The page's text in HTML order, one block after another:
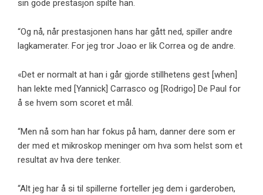
sin gode prestasjon spilte han.
“Og nå, når prestasjonen hans har gått ned, spiller andre
lagkamerater. For jeg tror Joao er lik Correa og de andre.
«Det er normalt at han i går gjorde stillhetens gest [when]
han lekte med [Yannick] Carrasco og [Rodrigo] De Paul for
å se hvem som scoret et mål.
“Men nå som han har fokus på ham, danner dere som er
der med et mikroskop meninger om hva som helst som et
resultat av hva dere tenker.
“Alt jeg har å si til spillerne forteller jeg dem i garderoben,